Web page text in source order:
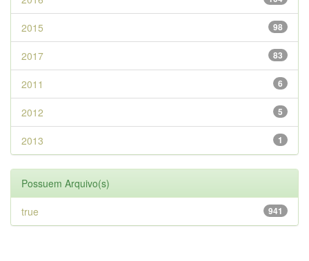
98
2015
83
2017
6
2011
5
2012
1
2013
Possuem Arquivo(s)
941
true